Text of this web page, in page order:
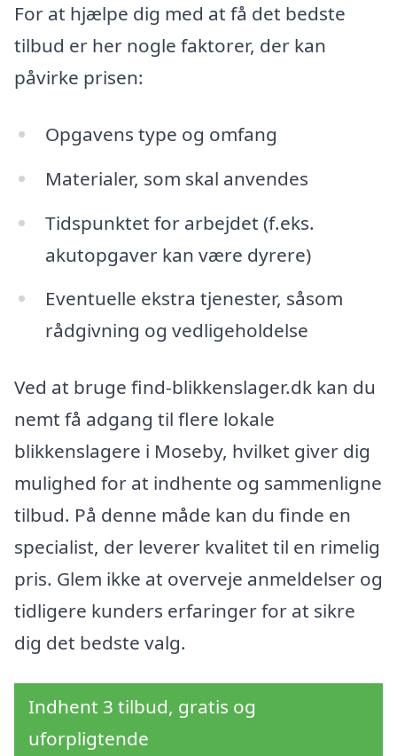
For at hjælpe dig med at få det bedste
tilbud er her nogle faktorer, der kan
påvirke prisen:
Opgavens type og omfang
Materialer, som skal anvendes
Tidspunktet for arbejdet (f.eks.
akutopgaver kan være dyrere)
Eventuelle ekstra tjenester, såsom
rådgivning og vedligeholdelse
Ved at bruge find-blikkenslager.dk kan du
nemt få adgang til flere lokale
blikkenslagere i Moseby, hvilket giver dig
mulighed for at indhente og sammenligne
tilbud. På denne måde kan du finde en
specialist, der leverer kvalitet til en rimelig
pris. Glem ikke at overveje anmeldelser og
tidligere kunders erfaringer for at sikre
dig det bedste valg.
Indhent 3 tilbud, gratis og
uforpligtende